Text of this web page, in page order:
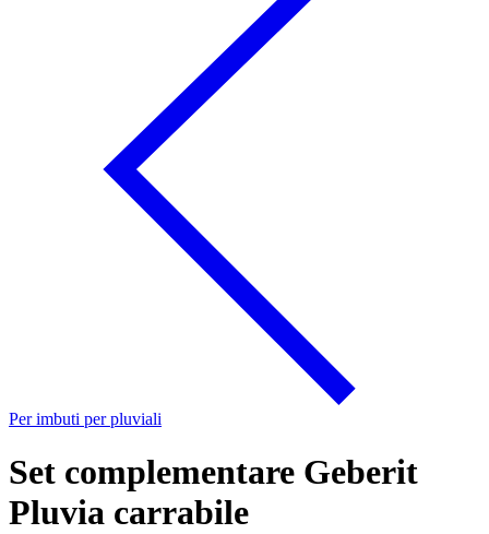
Per imbuti per pluviali
Set complementare Geberit
Pluvia carrabile